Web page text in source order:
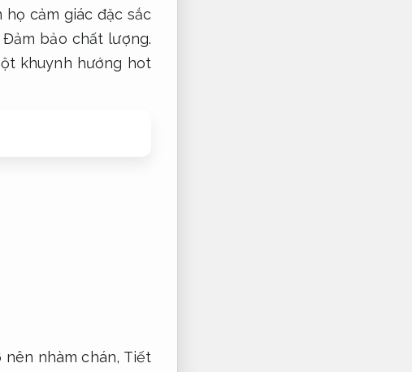
họ cảm giác đặc sắc
Đảm bảo chất lượng.
khuynh hướng hot
nhàm chán, Tiết